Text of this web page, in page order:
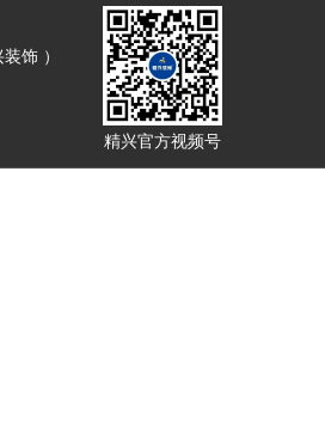
饰 ）
精兴官方视频号